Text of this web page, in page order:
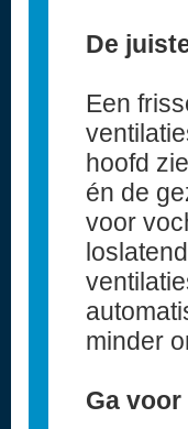
De
Een
hoofd
én de
voor
minder
Ga